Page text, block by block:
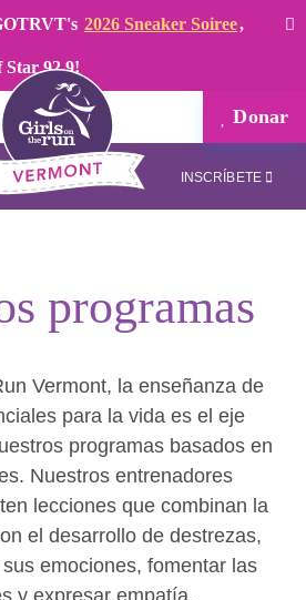
2026 Sneaker Soiree,
92.9!
Donar
INSCRÍBETE
programas
Vermont, la enseñanza de
para la vida es el eje
programas basados en
Nuestros entrenadores
lecciones que combinan la
el desarrollo de destrezas,
emociones, fomentar las
y expresar empatía.